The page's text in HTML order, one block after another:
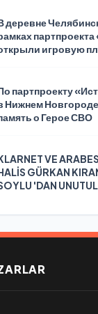
деревне
игровую
партпроекту
Нижнем
о Герое СВО
VE
GÜRKAN
'DAN